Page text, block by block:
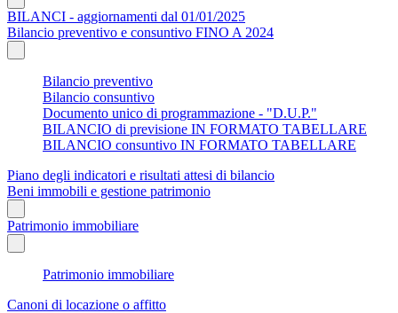
BILANCI - aggiornamenti dal 01/01/2025
Bilancio preventivo e consuntivo FINO A 2024
Bilancio preventivo
Bilancio consuntivo
Documento unico di programmazione - "D.U.P."
BILANCIO di previsione IN FORMATO TABELLARE
BILANCIO consuntivo IN FORMATO TABELLARE
Piano degli indicatori e risultati attesi di bilancio
Beni immobili e gestione patrimonio
Patrimonio immobiliare
Patrimonio immobiliare
Canoni di locazione o affitto